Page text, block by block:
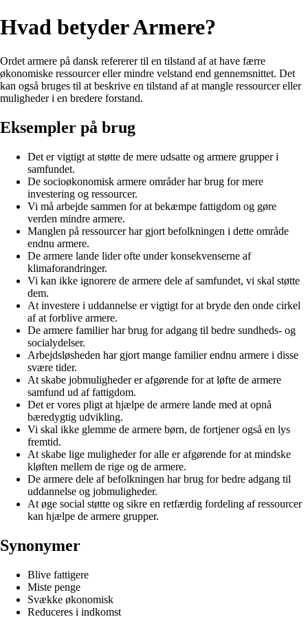
Hvad betyder Armere?
Ordet armere på dansk refererer til en tilstand af at have færre
økonomiske ressourcer eller mindre velstand end gennemsnittet. Det
kan også bruges til at beskrive en tilstand af at mangle ressourcer eller
muligheder i en bredere forstand.
Eksempler på brug
Det er vigtigt at støtte de mere udsatte og armere grupper i
samfundet.
De socioøkonomisk armere områder har brug for mere
investering og ressourcer.
Vi må arbejde sammen for at bekæmpe fattigdom og gøre
verden mindre armere.
Manglen på ressourcer har gjort befolkningen i dette område
endnu armere.
De armere lande lider ofte under konsekvenserne af
klimaforandringer.
Vi kan ikke ignorere de armere dele af samfundet, vi skal støtte
dem.
At investere i uddannelse er vigtigt for at bryde den onde cirkel
af at forblive armere.
De armere familier har brug for adgang til bedre sundheds- og
socialydelser.
Arbejdsløsheden har gjort mange familier endnu armere i disse
svære tider.
At skabe jobmuligheder er afgørende for at løfte de armere
samfund ud af fattigdom.
Det er vores pligt at hjælpe de armere lande med at opnå
bæredygtig udvikling.
Vi skal ikke glemme de armere børn, de fortjener også en lys
fremtid.
At skabe lige muligheder for alle er afgørende for at mindske
kløften mellem de rige og de armere.
De armere dele af befolkningen har brug for bedre adgang til
uddannelse og jobmuligheder.
At øge social støtte og sikre en retfærdig fordeling af ressourcer
kan hjælpe de armere grupper.
Synonymer
Blive fattigere
Miste penge
Svække økonomisk
Reduceres i indkomst